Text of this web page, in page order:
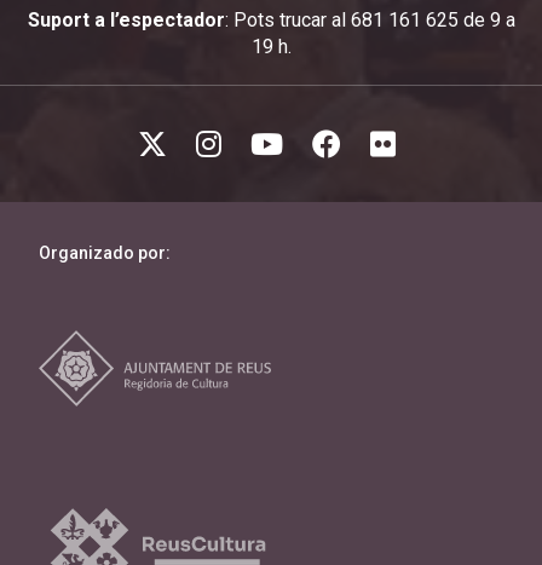
Suport a l’espectador: Pots trucar al 681 161 625 de 9 a
19 h.
Organizado por: